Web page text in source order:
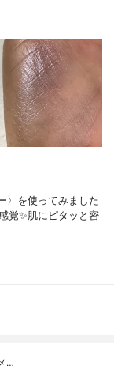
〉を使ってみました
覚✨肌にピタッと密
…